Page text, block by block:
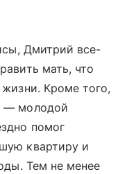
Дмитрий все-
мать, что
жизни. Кроме того,
— молодой
помог
квартиру и
Тем не менее